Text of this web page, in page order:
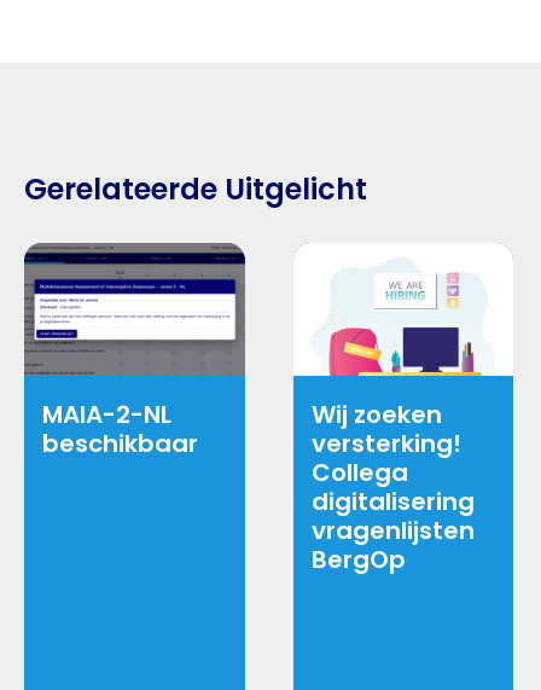
Gerelateerde Uitgelicht
MAIA-2-NL
beschikbaar
Wij zoeken
versterking!
Collega
digitalisering
vragenlijsten
BergOp